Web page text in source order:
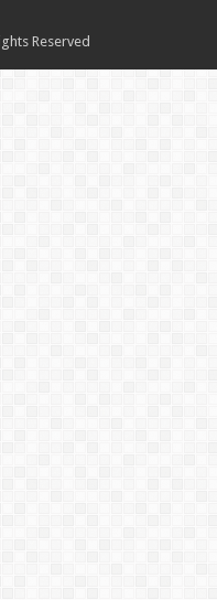
Reserved